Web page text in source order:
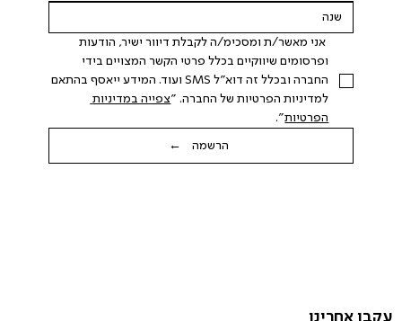
עקבו אחרינו
אני מאשר/ת ומסכימ/ה לקבלת דיוור ישיר, הודעות
החברה ובכלל זה דוא"ל SMS ועוד. המידע ייאסף בהתאם
למדיניות הפרטיות של החברה. "
צפייה במדיניות
הפרטיות".
הרשמה ←